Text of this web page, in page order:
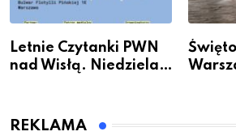
Letnie Czytanki PWN
nad Wisłą. Niedziela z
REKLAMA